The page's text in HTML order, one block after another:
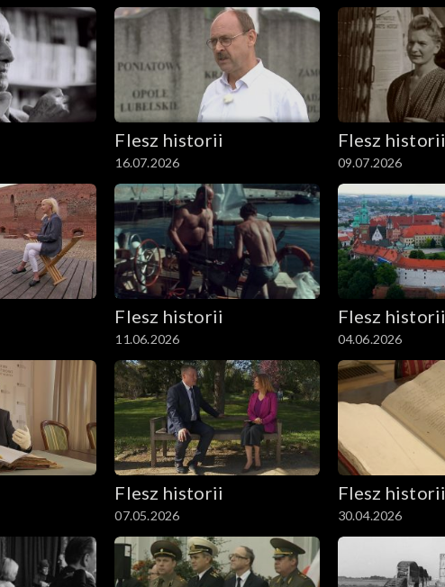
Flesz historii
16.07.2026
Flesz historii
09.07.2026
Flesz historii
11.06.2026
Flesz historii
04.06.2026
Flesz historii
07.05.2026
Flesz historii
30.04.2026